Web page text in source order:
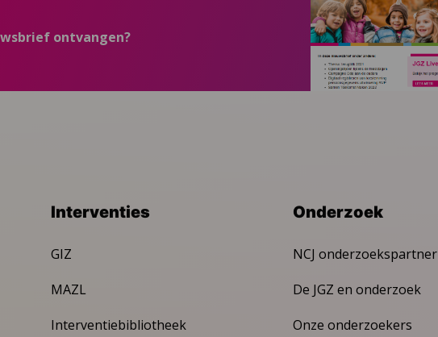
ontvangen?
Interventies
GIZ
MAZL
Interventiebibliotheek
Onderzoek
NCJ onderzoekspartner
De JGZ en onderzoek
Onze onderzoekers